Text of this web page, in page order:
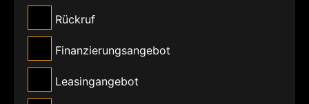
Rückruf
Finanzierungsangebot
Leasingangebot